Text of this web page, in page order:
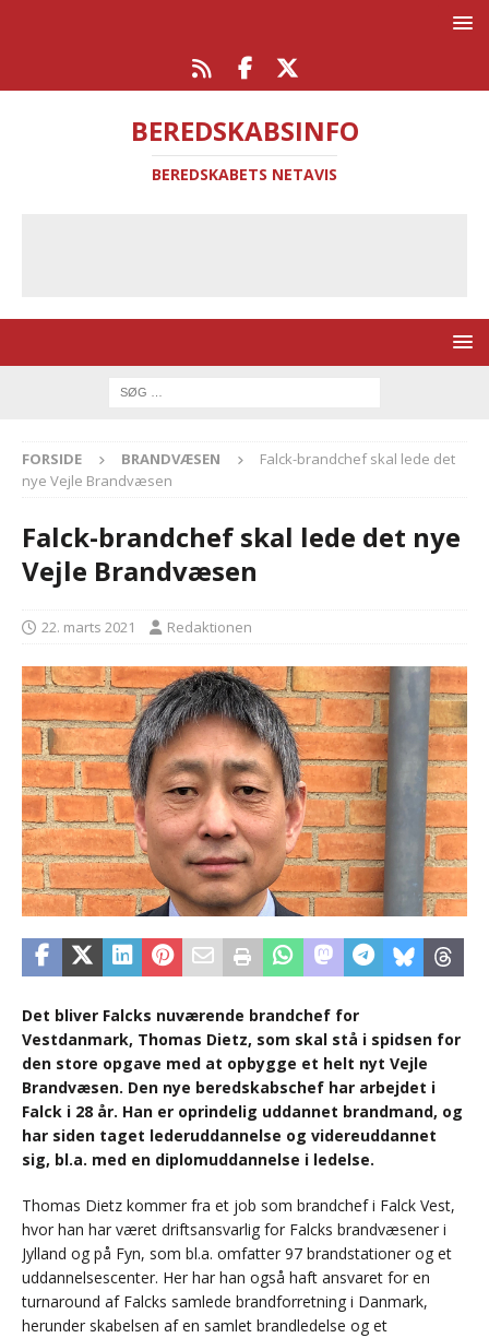
BEREDSKABSINFO
BEREDSKABETS NETAVIS
FORSIDE BRANDVÆSEN
Falck-brandchef skal lede det
nye Vejle Brandvæsen
Falck-brandchef skal lede det nye
Vejle Brandvæsen
22. marts 2021 Redaktionen
Det bliver Falcks nuværende brandchef for
Vestdanmark, Thomas Dietz, som skal stå i spidsen for
den store opgave med at opbygge et helt nyt Vejle
Brandvæsen. Den nye beredskabschef har arbejdet i
Falck i 28 år. Han er oprindelig uddannet brandmand, og
har siden taget lederuddannelse og videreuddannet
sig, bl.a. med en diplomuddannelse i ledelse.
Thomas Dietz kommer fra et job som brandchef i Falck Vest,
hvor han har været driftsansvarlig for Falcks brandvæsener i
Jylland og på Fyn, som bl.a. omfatter 97 brandstationer og et
uddannelsescenter. Her har han også haft ansvaret for en
turnaround af Falcks samlede brandforretning i Danmark,
herunder skabelsen af en samlet brandledelse og et